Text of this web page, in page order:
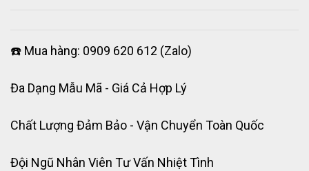
☎️ Mua hàng: 0909 620 612 (Zalo)
Đa Dạng Mẫu Mã - Giá Cả Hợp Lý
Chất Lượng Đảm Bảo - Vận Chuyển Toàn Quốc
Đội Ngũ Nhân Viên Tư Vấn Nhiệt Tình